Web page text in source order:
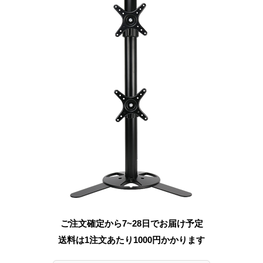
ご注文確定から7~28日でお届け予定
送料は1注文あたり 1000円かかります